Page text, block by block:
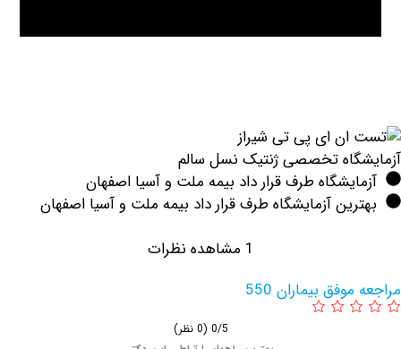
تخصصی ژنتیک نسل سالم
طرف قرار داد بیمه ملت و آسیا اصفهان
آزمایشگاه طرف قرار داد بیمه ملت و آسیا اصفهان
بیماران 550